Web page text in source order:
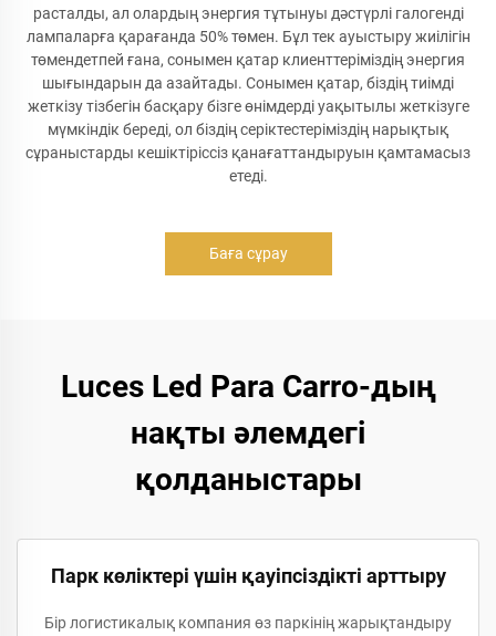
расталды, ал олардың энергия тұтынуы дәстүрлі галогенді
лампаларға қарағанда 50% төмен. Бұл тек ауыстыру жиілігін
төмендетпей ғана, сонымен қатар клиенттеріміздің энергия
шығындарын да азайтады. Сонымен қатар, біздің тиімді
жеткізу тізбегін басқару бізге өнімдерді уақытылы жеткізуге
мүмкіндік береді, ол біздің серіктестеріміздің нарықтық
сұраныстарды кешіктіріссіз қанағаттандыруын қамтамасыз
етеді.
Баға сұрау
Luces Led Para Carro-дың
нақты әлемдегі
қолданыстары
Парк көліктері үшін қауіпсіздікті арттыру
Бір логистикалық компания өз паркінің жарықтандыру